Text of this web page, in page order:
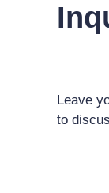
Leave
to